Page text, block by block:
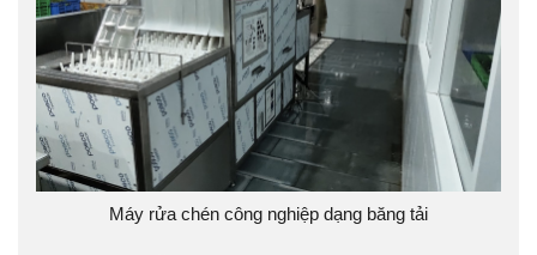
Máy rửa chén công nghiệp dạng băng tải